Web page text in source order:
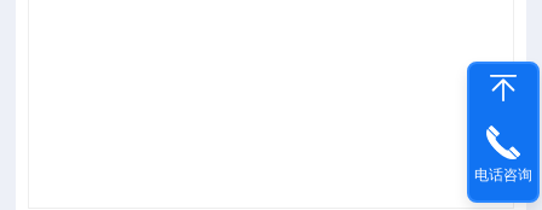
电话咨询